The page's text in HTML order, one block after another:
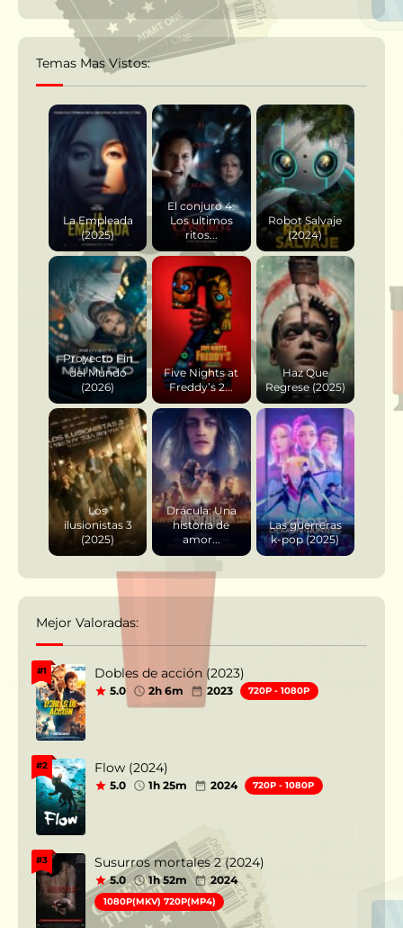
Temas Mas Vistos:
La Empleada
(2025)
El conjuro 4:
Los ultimos
ritos...
Robot Salvaje
(2024)
Proyecto Fin
del Mundo
(2026)
Five Nights at
Freddy’s 2...
Haz Que
Regrese (2025)
Los
ilusionistas 3
(2025)
Drácula: Una
historia de
amor...
Las guerreras
k-pop (2025)
Mejor Valoradas:
#1 Dobles de acción (2023)
5.0 2h 6m 2023 720P - 1080P
#2 Flow (2024)
5.0 1h 25m 2024 720P - 1080P
#3 Susurros mortales 2 (2024)
5.0 1h 52m 2024
1080P(MKV) 720P(MP4)